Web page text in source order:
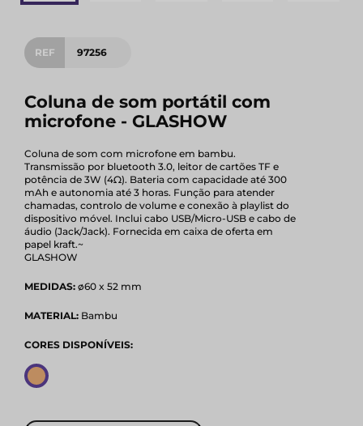
REF 97256
Coluna de som portátil com
microfone - GLASHOW
Coluna de som com microfone em bambu.
Transmissão por bluetooth 3.0, leitor de cartões TF e
potência de 3W (4Ω). Bateria com capacidade até 300
mAh e autonomia até 3 horas. Função para atender
chamadas, controlo de volume e conexão à playlist do
dispositivo móvel. Inclui cabo USB/Micro-USB e cabo de
áudio (Jack/Jack). Fornecida em caixa de oferta em
papel kraft.~
GLASHOW
MEDIDAS: ø60 x 52 mm
MATERIAL: Bambu
CORES DISPONÍVEIS: